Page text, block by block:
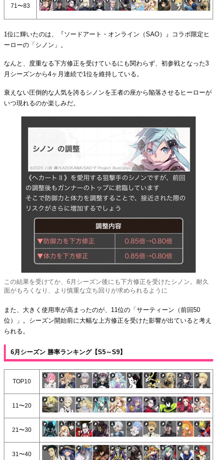
71〜83
1位に輝いたのは、『ソードアート・オンライン（SAO）』コラボ限定ヒ
ーローの「シノン」。
なんと、度重なる下方修正を受けているにも関わらず、初参戦となった3
月シーズンから4ヶ月連続で1位を維持している。
衰えない圧倒的な人気を誇るシノンを王者の座から陥落させるヒーローが
いつ現れるのか楽しみだ。
この結果を受けてか、6月シーズン後にも下方修正を受けたシノン。耐久
面がもろくなり、より慎重な立ち回りが求められるように
また、大きく使用率が高まったのが、11位の「サーティーン（前回50
位）」。シーズン開始前に大幅な上方修正を受けた影響が出ていると考え
られる。
6月シーズン 勝率ランキング【S5～S9】
TOP10
11〜20
21〜30
31〜40